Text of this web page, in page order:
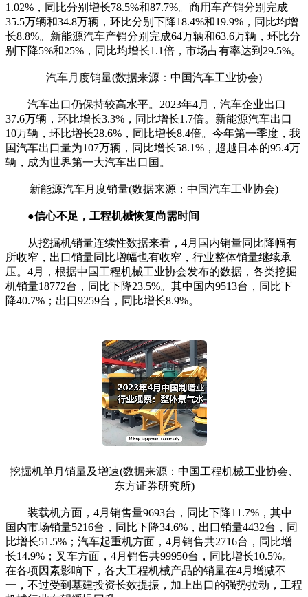
1.02%，同比分别增长78.5%和87.7%。商用车产销分别完成
35.5万辆和34.8万辆，环比分别下降18.4%和19.9%，同比均增
长8.8%。新能源汽车产销分别完成64万辆和63.6万辆，环比分
别下降5%和25%，同比均增长1.1倍，市场占有率达到29.5%。
汽车月度销量(数据来源：中国汽车工业协会)
汽车出口仍保持较高水平。2023年4月，汽车企业出口
37.6万辆，环比增长3.3%，同比增长1.7倍。新能源汽车出口
10万辆，环比增长28.6%，同比增长8.4倍。今年第一季度，我
国汽车出口量为107万辆，同比增长58.1%，超越日本的95.4万
辆，成为世界第一大汽车出口国。
新能源汽车月度销量(数据来源：中国汽车工业协会)
●信心不足，工程机械恢复尚需时间
从挖掘机销量连续性数据来看，4月国内销量同比降幅有
所收窄，出口销量同比增幅也有收窄，行业整体销量继续承
压。4月，根据中国工程机械工业协会发布的数据，各类挖掘
机销量18772台，同比下降23.5%。其中国内9513台，同比下
降40.7%；出口9259台，同比增长8.9%。
挖掘机单月销量及增速(数据来源：中国工程机械工业协会、
东方证券研究所)
装载机方面，4月销售量9693台，同比下降11.7%，其中
国内市场销量5216台，同比下降34.6%，出口销量4432台，同
比增长51.5%；汽车起重机方面，4月销售共2716台，同比增
长14.9%；叉车方面，4月销售共99950台，同比增长10.5%。
在各项因素影响下，各大工程机械产品的销量在4月增减不
一，不过受到基建投资长效提振，加上出口的强势拉动，工程